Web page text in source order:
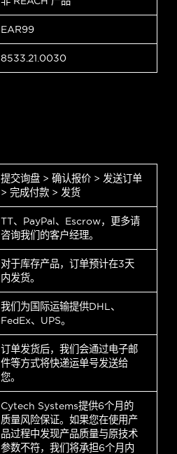
EAR99
8533.21.0030
提交询盘 > 确认报价 > 发送订单
> 完成付款 > 发货
TT、PayPal、Escrow，更多请
咨询我们的客户经理。
对于库存产品，订单预计在3天
内发货。
我们为国际运输提供DHL、
FedEx、UPS。
订单发货后，我们会通过电子邮
件等方式将快递运单号发送给
您。
Cytech Systems提供6个月的
质量风险保证。如果您在使用产
品过程中发现产品质量与原技术
参数不符，我们将承担6个月内